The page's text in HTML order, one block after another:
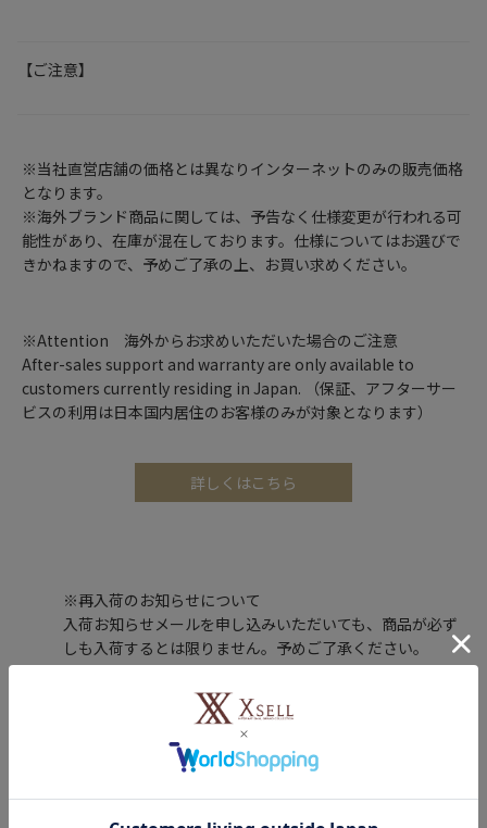
【ご注意】
※当社直営店舗の価格とは異なりインターネットのみの販売価格
となります。
※海外ブランド商品に関しては、予告なく仕様変更が行われる可
能性があり、在庫が混在しております。仕様についてはお選びで
きかねますので、予めご了承の上、お買い求めください。
※Attention 海外からお求めいただいた場合のご注意
After-sales support and warranty are only available to
customers currently residing in Japan. （保証、アフターサー
ビスの利用は日本国内居住のお客様のみが対象となります）
詳しくはこちら
※再入荷のお知らせについて
入荷お知らせメールを申し込みいただいても、商品が必ず
しも入荷するとは限りません。予めご了承ください。
レビュー投稿で100ポイントプレゼント！